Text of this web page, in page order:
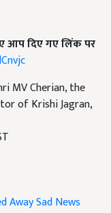
आप दिए गए लिंक पर
MV Cherian, the
of Krishi Jagran,
AwaySad News